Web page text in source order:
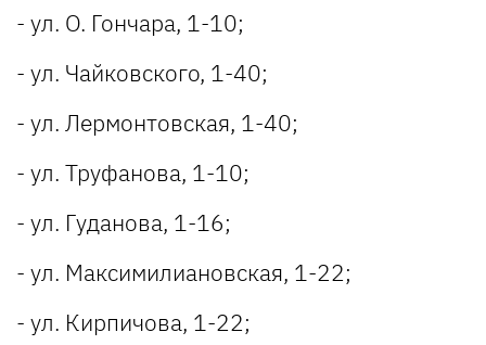
- ул. О. Гончара, 1-10;
- ул. Чайковского, 1-40;
- ул. Лермонтовская, 1-40;
- ул. Труфанова, 1-10;
- ул. Гуданова, 1-16;
- ул. Максимилиановская, 1-22;
- ул. Кирпичова, 1-22;